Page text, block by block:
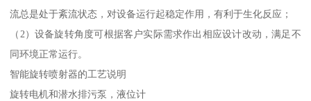
流总是处于紊流状态，对设备运行起稳定作用，有利于生化反应；
（2）设备旋转角度可根据客户实际需求作出相应设计改动，满足不
同环境正常运行。
智能旋转喷射器的工艺说明
旋转电机和潜水排污泵，液位计